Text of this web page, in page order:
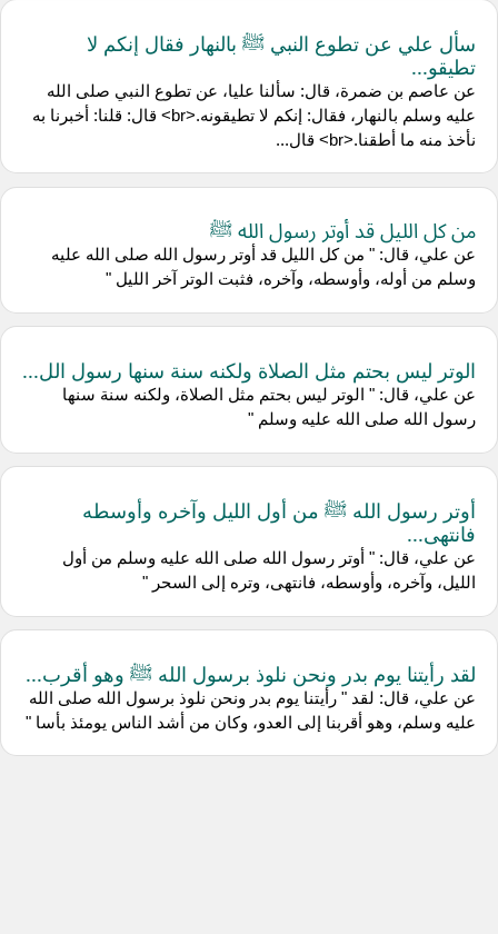
سأل علي عن تطوع النبي ﷺ بالنهار فقال إنكم لا
تطيقو...
عن عاصم بن ضمرة، قال: سألنا عليا، عن تطوع النبي صلى الله
عليه وسلم بالنهار، فقال: إنكم لا تطيقونه.<br> قال: قلنا: أخبرنا به
نأخذ منه ما أطقنا.<br> قال...
من كل الليل قد أوتر رسول الله ﷺ
عن علي، قال: " من كل الليل قد أوتر رسول الله صلى الله عليه
وسلم من أوله، وأوسطه، وآخره، فثبت الوتر آخر الليل "
الوتر ليس بحتم مثل الصلاة ولكنه سنة سنها رسول الل...
عن علي، قال: " الوتر ليس بحتم مثل الصلاة، ولكنه سنة سنها
رسول الله صلى الله عليه وسلم "
أوتر رسول الله ﷺ من أول الليل وآخره وأوسطه
فانتهى...
عن علي، قال: " أوتر رسول الله صلى الله عليه وسلم من أول
الليل، وآخره، وأوسطه، فانتهى، وتره إلى السحر "
لقد رأيتنا يوم بدر ونحن نلوذ برسول الله ﷺ وهو أقرب...
عن علي، قال: لقد " رأيتنا يوم بدر ونحن نلوذ برسول الله صلى الله
عليه وسلم، وهو أقربنا إلى العدو، وكان من أشد الناس يومئذ بأسا "